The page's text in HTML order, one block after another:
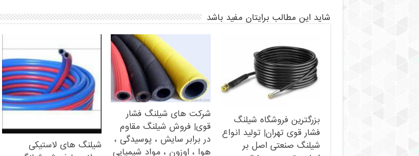
شاید این مطالب برایتان مفید باشد
بزرگترین فروشگاه شیلنگ
فشار قوی تهران| تولید انواع
شیلنگ صنعتی اصل بر
شرکت های شیلنگ فشار
قوی| فروش شیلنگ مقاوم
در برابر سایش ، پوسیدگی ،
هوا ، اوزون ، مواد شیمیایی
شیلنگ های لاستیکی